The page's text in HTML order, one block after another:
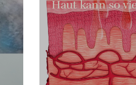
Haut kann so